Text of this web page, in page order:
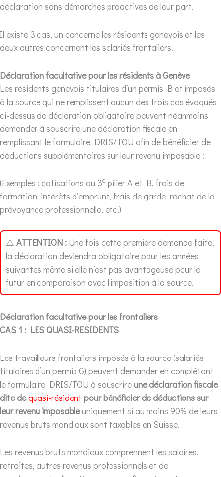
déclaration sans démarches proactives de leur part.
Il existe 3 cas, un concerne les résidents genevois et les
deux autres concernent les salariés frontaliers.
Déclaration facultative pour les résidents à Genève
Les résidents genevois titulaires d’un permis B et imposés
à la source qui ne remplissent aucun des trois cas évoqués
ci-dessus de déclaration obligatoire peuvent néanmoins
demander à souscrire une déclaration fiscale en
remplissant le formulaire DRIS/TOU afin de bénéficier de
déductions supplémentaires sur leur revenu imposable :
(Exemples : cotisations au 3e pilier A et B, frais de
formation, intérêts d’emprunt, frais de garde, rachat de la
prévoyance professionnelle, etc.)
⚠️ ATTENTION : Une fois cette première demande faite,
la déclaration deviendra obligatoire pour les années
suivantes même si elle n’est pas avantageuse pour le
futur en comparaison avec l’imposition à la source.
Déclaration facultative pour les frontaliers
CAS 1 : LES QUASI-RESIDENTS
Les travailleurs frontaliers imposés à la source (salariés
titulaires d’un permis G) peuvent demander en complétant
le formulaire DRIS/TOU à souscrireune déclaration fiscale
dite dequasi-résident pour bénéficier de déductions sur
leur revenu imposableuniquement si au moins 90% de leurs
revenus bruts mondiaux sont taxables en Suisse.
Les revenus bruts mondiaux comprennent les salaires,
retraites, autres revenus professionnels et de